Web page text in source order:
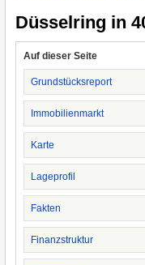
Düsselring in
Auf dieser Seite
Grundstücksreport
Immobilienmarkt
Karte
Lageprofil
Fakten
Finanzstruktur